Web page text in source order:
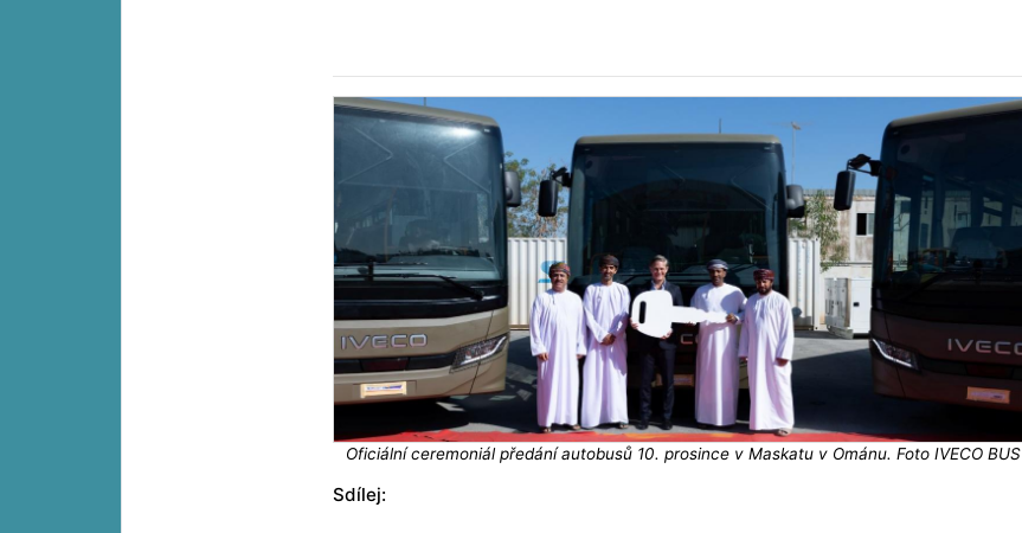
Oficiální ceremoniál předání autobusů 10. prosince v Maskatu v Ománu. Foto IVECO BUS
Sdílej: